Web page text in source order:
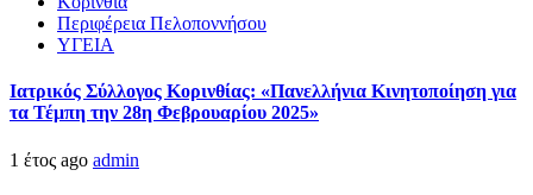
Περιφέρεια Πελοποννήσου
ΥΓΕΙΑ
Ιατρικός Σύλλογος Κορινθίας: «Πανελλήνια Κινητοποίηση για
τα Τέμπη την 28η Φεβρουαρίου 2025»
1 έτος ago admin